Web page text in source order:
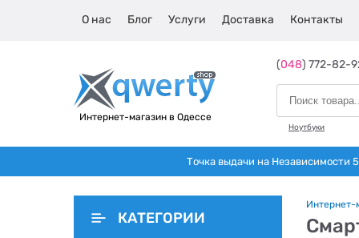
О нас Блог Услуги Доставка Контакты
Интернет-магазин в Одессе
(048) 772-82-
Ноутбуки
Точка выдачи на Независимости
КАТЕГОРИИ
Интернет-